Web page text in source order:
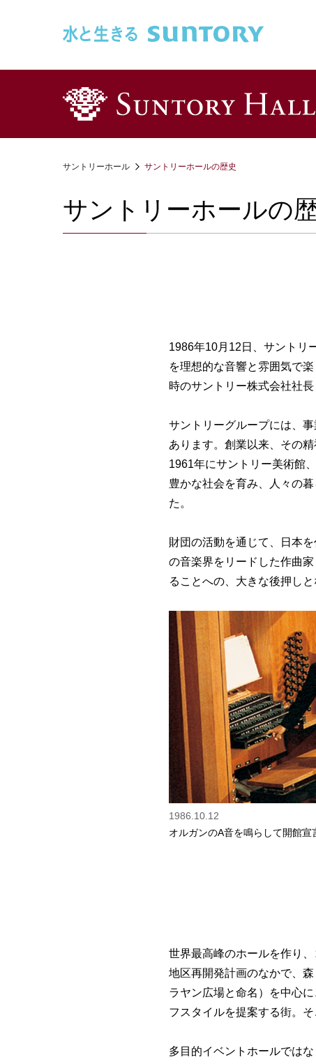
サントリーホール サントリーホールの歴史
サントリーホールの
1986年10月12日、サントリ
を理想的な音響と雰囲気で
時のサントリー株式会社社
サントリーグループには、
あります。創業以来、その
1961年にサントリー美術館
豊かな社会を育み、人々の
た。
財団の活動を通じて、日本
の音楽界をリードした作曲
ることへの、大きな後押しと
1986.10.12
オルガンのA音を鳴らして開館
世界最高峰のホールを作り
地区再開発計画のなかで、
ラヤン広場と命名）を中心
フスタイルを提案する街。
多目的イベントホールでは